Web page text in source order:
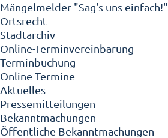
Mängelmelder "Sag's uns einfach!"
Ortsrecht
Stadtarchiv
Online-Terminvereinbarung
Terminbuchung
Online-Termine
Aktuelles
Pressemitteilungen
Bekanntmachungen
Öffentliche Bekanntmachungen